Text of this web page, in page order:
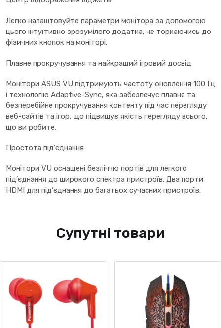
Легко налаштовуйте параметри монітора за допомогою
цього інтуїтивно зрозумілого додатка, не торкаючись до
фізичних кнопок на моніторі.
Плавне прокручування та найкращий ігровий досвід
Монітори ASUS VU підтримують частоту оновлення 100 Гц
і технологію Adaptive-Sync, яка забезпечує плавне та
безперебійне прокручування контенту під час перегляду
веб-сайтів та ігор, що підвищує якість перегляду всього,
що ви робите.
Простота під’єднання
Монітори VU оснащені безліччю портів для легкого
під’єднання до широкого спектра пристроїв. Два порти
HDMI для під’єднання до багатьох сучасних пристроїв.
Супутні товари